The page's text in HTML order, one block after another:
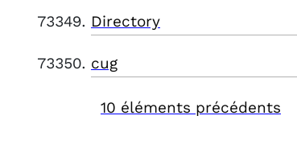
Directory
cug
10 éléments précédents